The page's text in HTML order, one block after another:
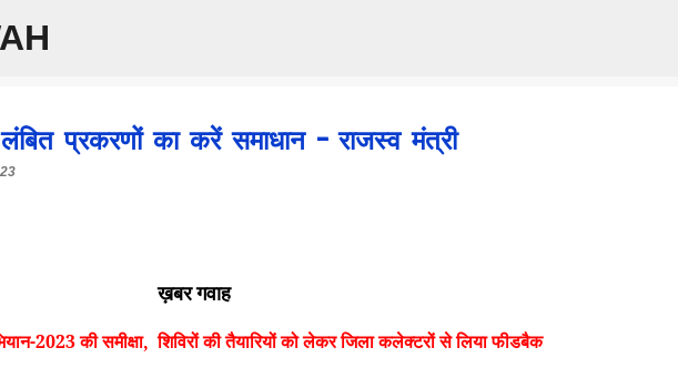
प्रकरणों का करें समाधान - राजस्व मंत्री
ख़बर गवाह
2023 की समीक्षा, शिविरों की तैयारियों को लेकर जिला कलेक्टरों से लिया फीडबैक